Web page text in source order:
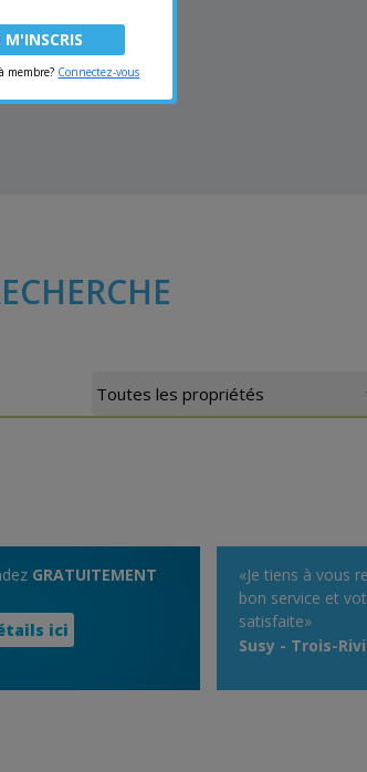
GRATUITEMENT
ici
«Je tiens à vous
bon service et
satisfaite»
Susy - Trois-
membre? Connectez-vous